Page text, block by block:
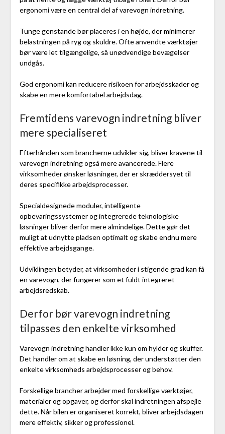
ergonomi være en central del af varevogn indretning.
Tunge genstande bør placeres i en højde, der minimerer
belastningen på ryg og skuldre. Ofte anvendte værktøjer
bør være let tilgængelige, så unødvendige bevægelser
undgås.
God ergonomi kan reducere risikoen for arbejdsskader og
skabe en mere komfortabel arbejdsdag.
Fremtidens varevogn indretning bliver
mere specialiseret
Efterhånden som brancherne udvikler sig, bliver kravene til
varevogn indretning også mere avancerede. Flere
virksomheder ønsker løsninger, der er skræddersyet til
deres specifikke arbejdsprocesser.
Specialdesignede moduler, intelligente
opbevaringssystemer og integrerede teknologiske
løsninger bliver derfor mere almindelige. Dette gør det
muligt at udnytte pladsen optimalt og skabe endnu mere
effektive arbejdsgange.
Udviklingen betyder, at virksomheder i stigende grad kan få
en varevogn, der fungerer som et fuldt integreret
arbejdsredskab.
Derfor bør varevogn indretning
tilpasses den enkelte virksomhed
Varevogn indretning handler ikke kun om hylder og skuffer.
Det handler om at skabe en løsning, der understøtter den
enkelte virksomheds arbejdsprocesser og behov.
Forskellige brancher arbejder med forskellige værktøjer,
materialer og opgaver, og derfor skal indretningen afspejle
dette. Når bilen er organiseret korrekt, bliver arbejdsdagen
mere effektiv, sikker og professionel.